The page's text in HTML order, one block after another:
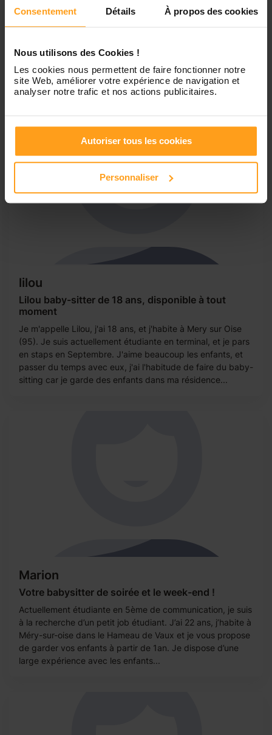
Consentement Détails À propos des cookies
Nous utilisons des Cookies !
Les cookies nous permettent de faire fonctionner notre
site Web, améliorer votre expérience de navigation et
analyser notre trafic et nos actions publicitaires.
Autoriser tous les cookies
Personnaliser
février
BAFA avec une spécialisation petite enfance, j'ai
l'obtention de mon BAFA en centre d'animation en tant que
vacataire une semaine par vacances. Je...
lilou
Lilou baby-sitter de 18 ans, disponible à tout
moment
Je m'appelle Lilou, j'ai 18 ans, et j'habite à Mery sur Oise
(95). Je suis actuellement étudiante en terminal, et je pars
en staps en Septembre. J'aime beaucoup les enfants, et
passer du temps avec eux, j'ai l'habitude de faire du baby-
sitting car je garde des enfants dans ma résidence...
Marion
Votre babysitter de soirée et le week-end !
Actuellement étudiante en 5ème de communication, je suis
à la recherche d’un petit job étudiant. J’ai 22 ans, j’habite à
Méry-sur-oise dans le Hameau de Vaux et je vous propose
de garder vos enfants à partir de 1an. Je dispose d’une
large expérience avec les enfants...